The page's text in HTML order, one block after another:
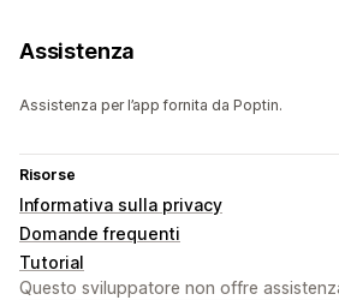
Assistenza
Assistenza per l’app fornita da Poptin.
Risorse
Informativa sulla privacy
Domande frequenti
Tutorial
Questo sviluppatore non offre